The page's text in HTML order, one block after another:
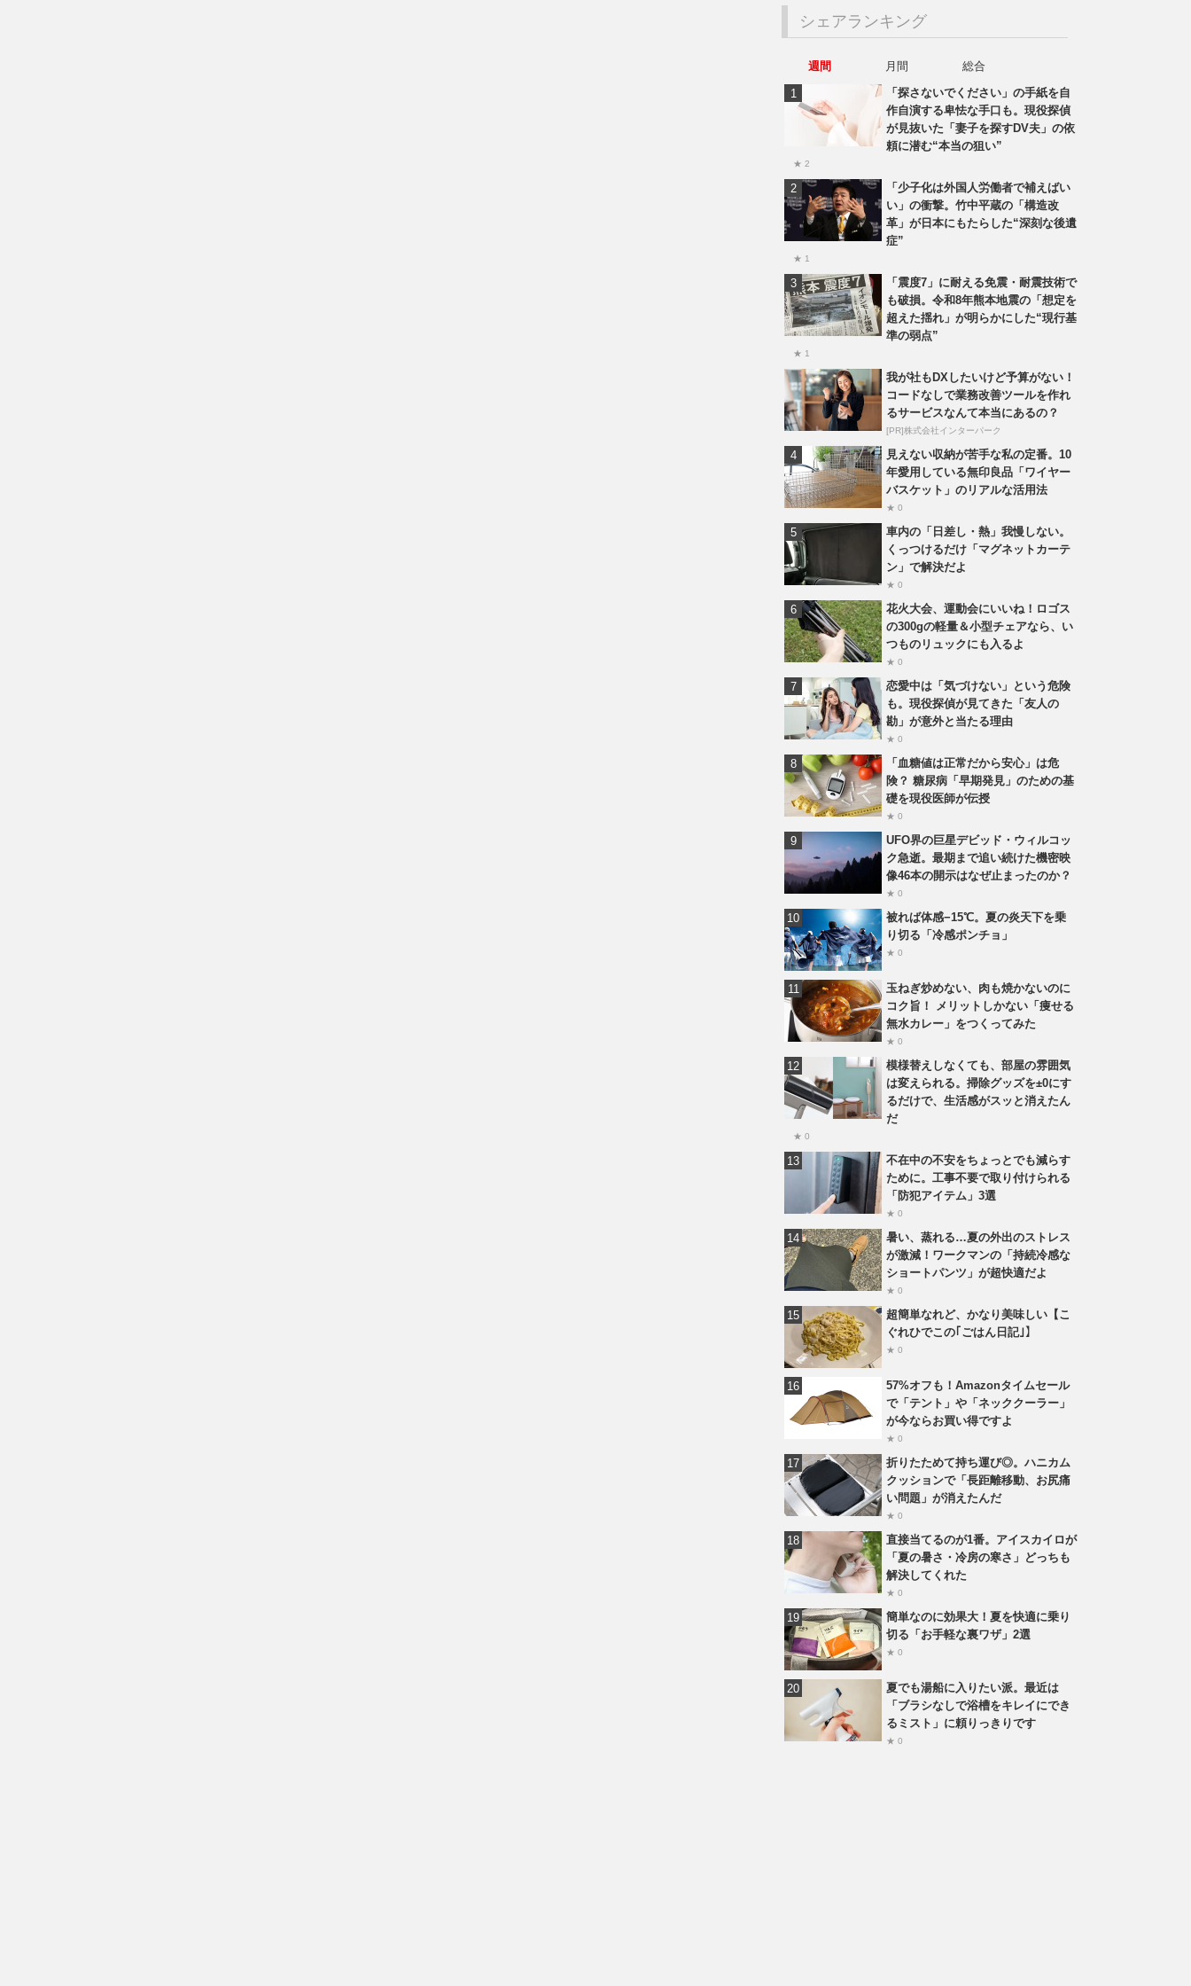
シェアランキング
週間 月間
総合
「探さないでください」の手紙を自
作自演する卑怯な手口も。現役探偵
が見抜いた「妻子を探すDV夫」の依
頼に潜む“本当の狙い”
★ 2
「少子化は外国人労働者で補えばい
い」の衝撃。竹中平蔵の「構造改
革」が日本にもたらした“深刻な後遺
症”
★ 1
「震度7」に耐える免震・耐震技術で
も破損。令和8年熊本地震の「想定を
超えた揺れ」が明らかにした“現行基
準の弱点”
★ 1
我が社もDXしたいけど予算がない！
コードなしで業務改善ツールを作れ
るサービスなんて本当にあるの？
[PR]株式会社インターパーク
見えない収納が苦手な私の定番。10
年愛用している無印良品「ワイヤー
バスケット」のリアルな活用法
★ 0
車内の「日差し・熱」我慢しない。
くっつけるだけ「マグネットカーテ
ン」で解決だよ
★ 0
花火大会、運動会にいいね！ロゴス
の300gの軽量＆小型チェアなら、い
つものリュックにも入るよ
★ 0
恋愛中は「気づけない」という危険
も。現役探偵が見てきた「友人の
勘」が意外と当たる理由
★ 0
「血糖値は正常だから安心」は危
険？ 糖尿病「早期発見」のための基
礎を現役医師が伝授
★ 0
UFO界の巨星デビッド・ウィルコッ
ク急逝。最期まで追い続けた機密映
像46本の開示はなぜ止まったのか？
★ 0
被れば体感−15℃。夏の炎天下を乗
り切る「冷感ポンチョ」
★ 0
玉ねぎ炒めない、肉も焼かないのに
コク旨！ メリットしかない「痩せる
無水カレー」をつくってみた
★ 0
模様替えしなくても、部屋の雰囲気
は変えられる。掃除グッズを±0にす
るだけで、生活感がスッと消えたん
だ
★ 0
不在中の不安をちょっとでも減らす
ために。工事不要で取り付けられる
「防犯アイテム」3選
★ 0
暑い、蒸れる…夏の外出のストレス
が激減！ワークマンの「持続冷感な
ショートパンツ」が超快適だよ
★ 0
超簡単なれど、かなり美味しい【こ
ぐれひでこの｢ごはん日記｣】
★ 0
57%オフも！Amazonタイムセール
で「テント」や「ネッククーラー」
が今ならお買い得ですよ
★ 0
折りたためて持ち運び◎。ハニカム
クッションで「長距離移動、お尻痛
い問題」が消えたんだ
★ 0
直接当てるのが1番。アイスカイロが
「夏の暑さ・冷房の寒さ」どっちも
解決してくれた
★ 0
簡単なのに効果大！夏を快適に乗り
切る「お手軽な裏ワザ」2選
★ 0
夏でも湯船に入りたい派。最近は
「ブラシなしで浴槽をキレイにでき
るミスト」に頼りっきりです
★ 0